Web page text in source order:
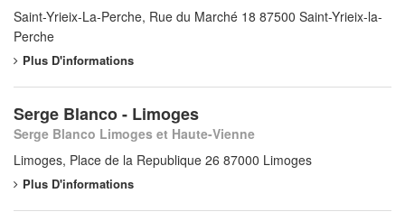
Saint-Yrieix-La-Perche, Rue du Marché 18 87500 Saint-Yrieix-la-
Perche
Plus D'informations
Serge Blanco - Limoges
Serge Blanco Limoges et Haute-Vienne
Limoges, Place de la Republique 26 87000 Limoges
Plus D'informations